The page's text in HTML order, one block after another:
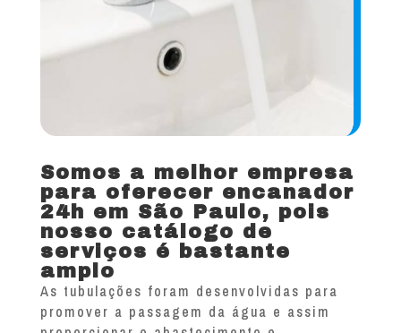
Somos a melhor empresa
para oferecer encanador
24h em São Paulo, pois
nosso catálogo de
serviços é bastante
amplo
As tubulações foram desenvolvidas para
promover a passagem da água e assim